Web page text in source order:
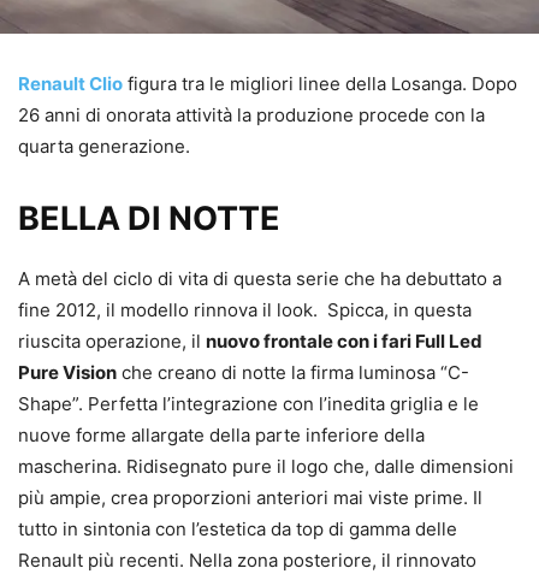
Renault Clio figura tra le migliori linee della Losanga. Dopo
26 anni di onorata attività la produzione procede con la
quarta generazione.
BELLA DI NOTTE
A metà del ciclo di vita di questa serie che ha debuttato a
fine 2012, il modello rinnova il look. Spicca, in questa
riuscita operazione, il nuovo frontale con i fari Full Led
Pure Vision che creano di notte la firma luminosa “C-
Shape”. Perfetta l’integrazione con l’inedita griglia e le
nuove forme allargate della parte inferiore della
mascherina. Ridisegnato pure il logo che, dalle dimensioni
più ampie, crea proporzioni anteriori mai viste prime. Il
tutto in sintonia con l’estetica da top di gamma delle
Renault più recenti. Nella zona posteriore, il rinnovato